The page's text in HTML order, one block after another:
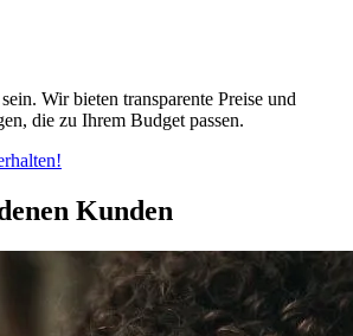
Wir bieten transparente Preise und
die zu Ihrem Budget passen.
Kunden